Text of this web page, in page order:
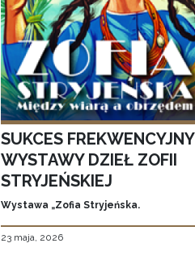
SUKCES FREKWENCYJNY
WYSTAWY DZIEŁ ZOFII
STRYJEŃSKIEJ
Wystawa „Zofia Stryjeńska.
23 maja, 2026